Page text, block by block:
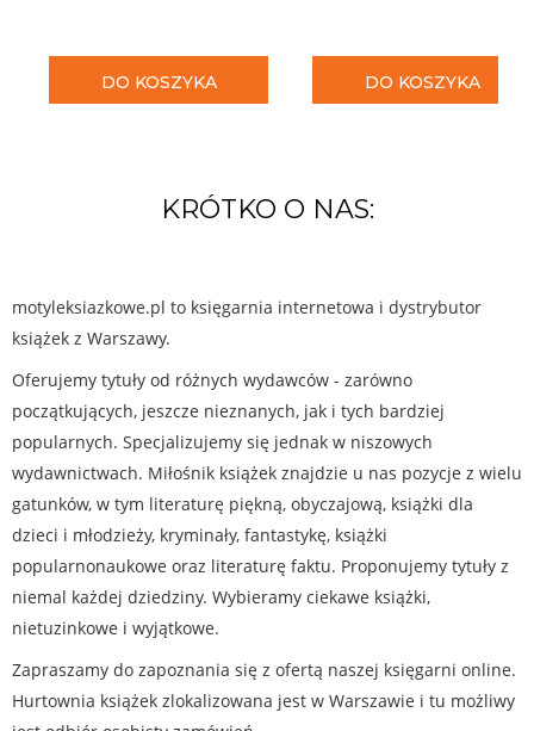
DO KOSZYKA DO KOSZYKA
KRÓTKO O NAS:
motyleksiazkowe.pl to księgarnia internetowa i dystrybutor
książek z Warszawy.
Oferujemy tytuły od różnych wydawców - zarówno
początkujących, jeszcze nieznanych, jak i tych bardziej
popularnych. Specjalizujemy się jednak w niszowych
wydawnictwach. Miłośnik książek znajdzie u nas pozycje z wielu
gatunków, w tym literaturę piękną, obyczajową, książki dla
dzieci i młodzieży, kryminały, fantastykę, książki
popularnonaukowe oraz literaturę faktu. Proponujemy tytuły z
niemal każdej dziedziny. Wybieramy ciekawe książki,
nietuzinkowe i wyjątkowe.
Zapraszamy do zapoznania się z ofertą naszej księgarni online.
Hurtownia książek zlokalizowana jest w Warszawie i tu możliwy